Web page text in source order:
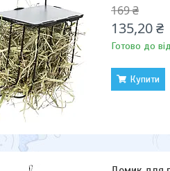
169 ₴
135,20 ₴
Готово до
Купити